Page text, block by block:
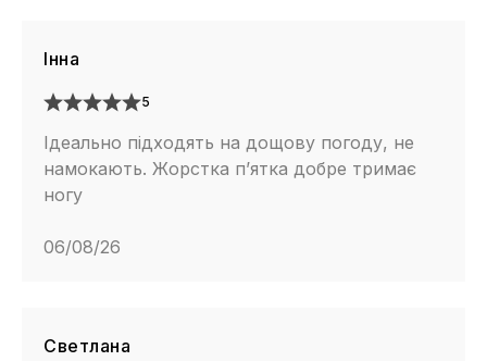
Інна
5
Ідеально підходять на дощову погоду, не
намокають. Жорстка п’ятка добре тримає
ногу
06/08/26
Светлана